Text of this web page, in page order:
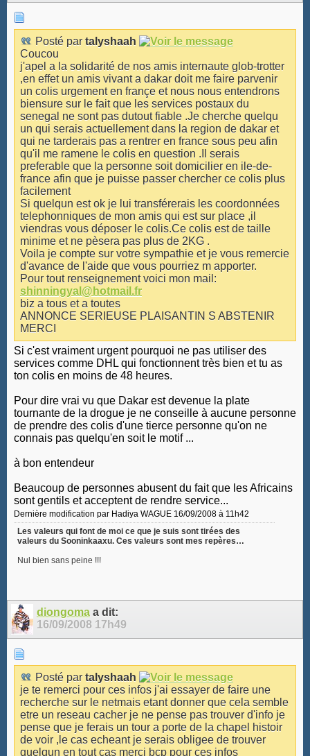
Posté par talyshaah
Coucou
j'apel a la solidarité de nos amis internaute glob-trotter
,en effet un amis vivant a dakar doit me faire parvenir
un colis urgement en françe et nous nous entendrons
biensure sur le fait que les services postaux du
senegal ne sont pas dutout fiable .Je cherche quelqu
un qui serais actuellement dans la region de dakar et
qui ne tarderais pas a rentrer en france sous peu afin
qu'il me ramene le colis en question .Il serais
preferable que la personne soit domicilier en ile-de-
france afin que je puisse passer chercher ce colis plus
facilement
Si quelqun est ok je lui transférerais les coordonnées
telephonniques de mon amis qui est sur place ,il
viendras vous déposer le colis.Ce colis est de taille
minime et ne pèsera pas plus de 2KG .
Voila je compte sur votre sympathie et je vous remercie
d'avance de l'aide que vous pourriez m apporter.
Pour tout renseignement voici mon mail:
shinningyal@hotmail.fr
biz a tous et a toutes
ANNONCE SERIEUSE PLAISANTIN S ABSTENIR
MERCI
Si c'est vraiment urgent pourquoi ne pas utiliser des
services comme DHL qui fonctionnent très bien et tu as
ton colis en moins de 48 heures.
Pour dire vrai vu que Dakar est devenue la plate
tournante de la drogue je ne conseille à aucune personne
de prendre des colis d'une tierce personne qu'on ne
connais pas quelqu'en soit le motif ...
à bon entendeur
Beaucoup de personnes abusent du fait que les Africains
sont gentils et acceptent de rendre service...
Dernière modification par Hadiya WAGUE 16/09/2008 à 11h42
Les valeurs qui font de moi ce que je suis sont tirées des
valeurs du Sooninkaaxu. Ces valeurs sont mes repères…
Nul bien sans peine !!!
diongomaa dit:
16/09/2008 17h49
Posté par talyshaah
je te remerci pour ces infos j'ai essayer de faire une
recherche sur le netmais etant donner que cela semble
etre un reseau cacher je ne pense pas trouver d'info je
pense que je ferais un tour a porte de la chapel histoir
de voir ,le cas echeant je serais obligee de trouver
quelqun en tout cas merci bcp pour ces infos